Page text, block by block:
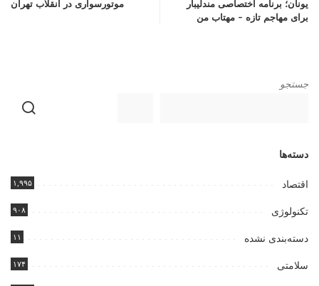
یونان؛ برنامه اختصاصی مندلیبار
برای مهاجم تازه – مهتاب من
موتورسواری در انقلاب تهران
جستجو
دسته‌ها
اقتصاد ۱,۹۹۵
تکنولوژی ۹۰۸
دسته‌بندی نشده ۱۱
سلامتی ۱۷۴